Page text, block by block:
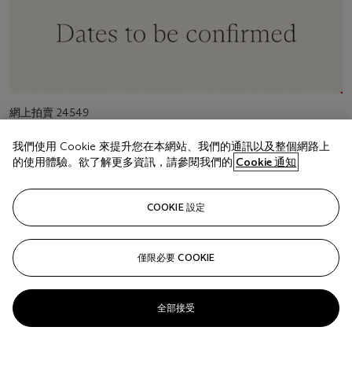
活
類
型
網上拍賣 24549
活
動
點
紐約
活
日
期
10月1 – 13日
我們使用 Cookie 來提升您在本網站、我們的通訊以及整個網路上
的使用體驗。欲了解更多資訊，請參閱我們的 Cookie 通知
COOKIE 設定
僅限必要 COOKIE
全部接受